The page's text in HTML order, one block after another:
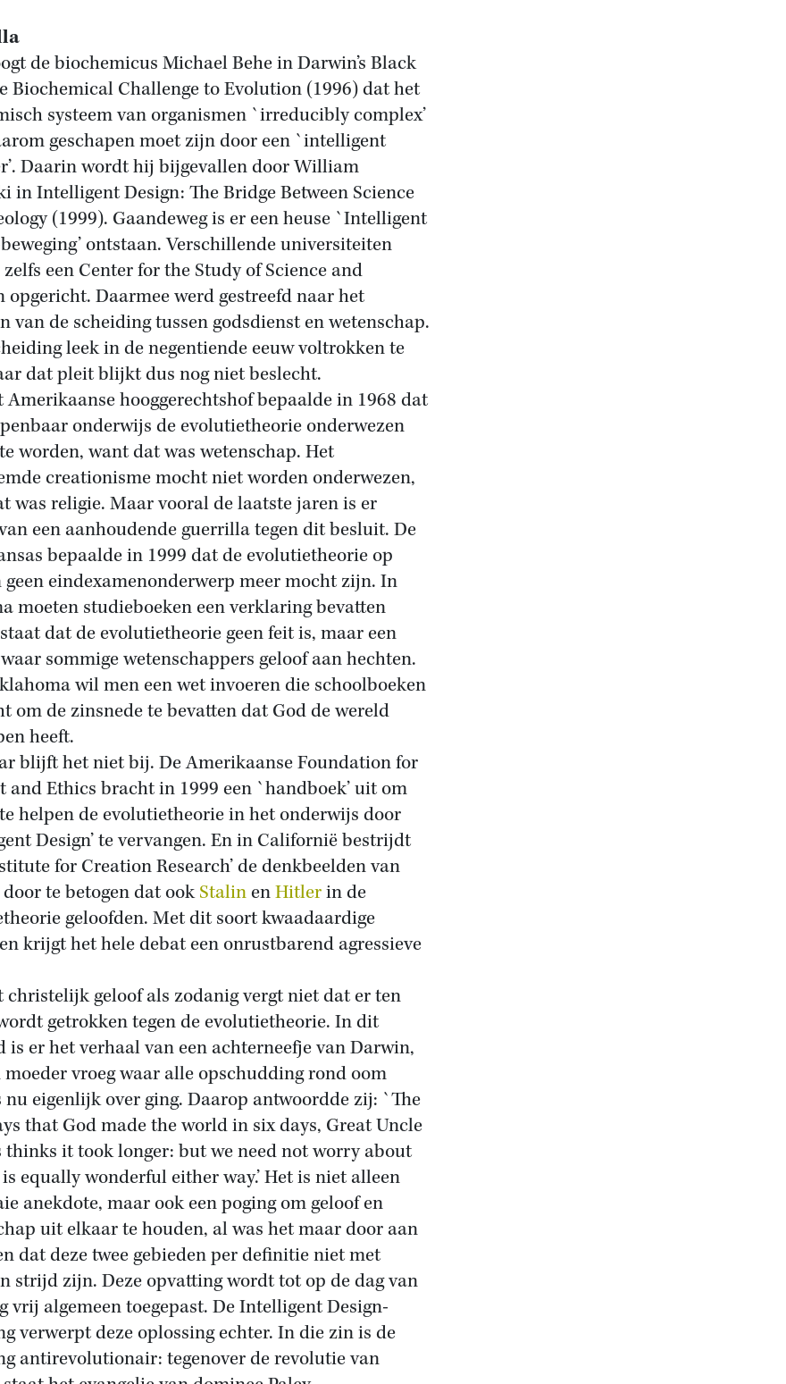
de biochemicus Michael Behe in Darwin’s Black
Biochemical Challenge to Evolution (1996) dat het
systeem van organismen `irreducibly complex’
geschapen moet zijn door een `intelligent
Daarin wordt hij bijgevallen door William
in Intelligent Design: The Bridge Between Science
(1999). Gaandeweg is er een heuse `Intelligent
ontstaan. Verschillende universiteiten
een Center for the Study of Science and
opgericht. Daarmee werd gestreefd naar het
van de scheiding tussen godsdienst en wetenschap.
leek in de negentiende eeuw voltrokken te
dat pleit blijkt dus nog niet beslecht.
hooggerechtshof bepaalde in 1968 dat
onderwijs de evolutietheorie onderwezen
worden, want dat was wetenschap. Het
creationisme mocht niet worden onderwezen,
was religie. Maar vooral de laatste jaren is er
een aanhoudende guerrilla tegen dit besluit. De
bepaalde in 1999 dat de evolutietheorie op
geen eindexamenonderwerp meer mocht zijn. In
moeten studieboeken een verklaring bevatten
dat de evolutietheorie geen feit is, maar een
sommige wetenschappers geloof aan hechten.
wil men een wet invoeren die schoolboeken
om de zinsnede te bevatten dat God de wereld
heeft.
het niet bij. De Amerikaanse Foundation for
and Ethics bracht in 1999 een `handboek’ uit om
helpen de evolutietheorie in het onderwijs door
Design’ te vervangen. En in Californië bestrijdt
for Creation Research’ de denkbeelden van
te betogen dat ookStalinenHitlerin de
geloofden. Met dit soort kwaadaardige
krijgt het hele debat een onrustbarend agressieve
geloof als zodanig vergt niet dat er ten
getrokken tegen de evolutietheorie. In dit
is er het verhaal van een achterneefje van Darwin,
vroeg waar alle opschudding rond oom
nu eigenlijk over ging. Daarop antwoordde zij: `The
that God made the world in six days, Great Uncle
thinks it took longer: but we need not worry about
equally wonderful either way.’ Het is niet alleen
anekdote, maar ook een poging om geloof en
uit elkaar te houden, al was het maar door aan
dat deze twee gebieden per definitie niet met
strijd zijn. Deze opvatting wordt tot op de dag van
vrij algemeen toegepast. De Intelligent Design-
verwerpt deze oplossing echter. In die zin is de
antirevolutionair: tegenover de revolutie van